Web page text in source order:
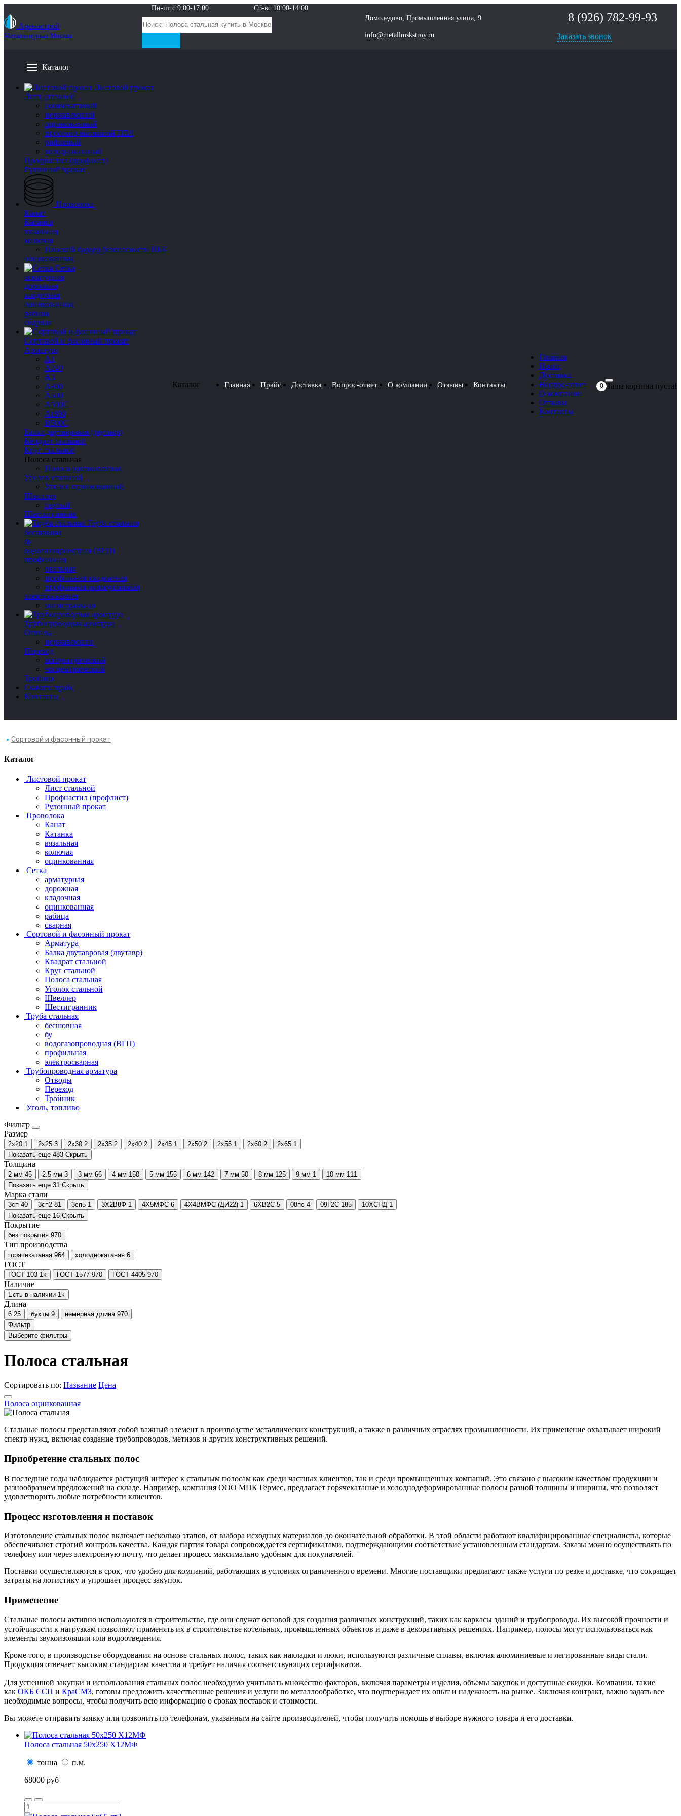
Аренастрой
Металлопрокат Москва
Пн-пт с 9:00-17:00
Сб-вс 10:00-14:00
Домодедово, Промышленная улица, 9
info@metallmskstroy.ru
8 (926) 782-99-93
Заказать звонок
Каталог
Листовой прокат
Лист стальной
горячекатаный
нержавеющий
оцинкованный
просечно-вытяжной ПВЛ
рифленый
холоднокатаный
Профнастил (профлист)
Рулонный прокат
Проволока
Канат
Катанка
вязальная
колючая
Плоский барьер безопасности ПББ
оцинкованная
Сетка
арматурная
дорожная
кладочная
оцинкованная
рабица
сварная
Сортовой и фасонный прокат
Арматура
А1
А240
А3
А400
А500
А500С
Ат800
В500С
Балка двутавровая (двутавр)
Квадрат стальной
Круг стальной
Полоса стальная
Полоса оцинкованная
Уголок стальной
Уголок оцинкованный
Швеллер
гнутый
Шестигранник
Труба стальная
бесшовная
бу
водогазопроводная (ВГП)
профильная
овальная
профильная квадратная
профильная прямоугольная
электросварная
магистральная
Трубопроводная арматура
Отводы
нержавеющие
Переход
концентрический
эксцентрический
Тройник
Скачать прайс
Контакты
Каталог Главная Прайс Доставка Вопрос-ответ О компании Отзывы Контакты
Главная
Прайс
Доставка
Вопрос-ответ
О компании
Отзывы
Контакты
0 Ваша корзина пуста!
Сортовой и фасонный прокат
Каталог
Листовой прокат
Лист стальной
Профнастил (профлист)
Рулонный прокат
Проволока
Канат
Катанка
вязальная
колючая
оцинкованная
Сетка
арматурная
дорожная
кладочная
оцинкованная
рабица
сварная
Сортовой и фасонный прокат
Арматура
Балка двутавровая (двутавр)
Квадрат стальной
Круг стальной
Полоса стальная
Уголок стальной
Швеллер
Шестигранник
Труба стальная
бесшовная
бу
водогазопроводная (ВГП)
профильная
электросварная
Трубопроводная арматура
Отводы
Переход
Тройник
Уголь, топливо
Фильтр
Размер
2х20 1 2х25 3 2х30 2 2х35 2 2х40 2 2х45 1 2х50 2 2х55 1 2х60 2 2х65 1
Показать еще 483 Скрыть
Толщина
2 мм 45 2.5 мм 3 3 мм 66 4 мм 150 5 мм 155 6 мм 142 7 мм 50 8 мм 125 9 мм 1 10 мм 111
Показать еще 31 Скрыть
Марка стали
3сп 40 3сп2 81 3сп5 1 3Х2В8Ф 1 4Х5МФС 6 4Х4ВМФС (ДИ22) 1 6ХВ2С 5 08пс 4 09Г2С 185 10ХСНД 1
Показать еще 16 Скрыть
Покрытие
без покрытия 970
Тип производства
горячекатаная 964 холоднокатаная 6
ГОСТ
ГОСТ 103 1k ГОСТ 1577 970 ГОСТ 4405 970
Наличие
Есть в наличии 1k
Длина
6 25 бухты 9 немерная длина 970
Фильтр
Выберите фильтры
Полоса стальная
Сортировать по: Название Цена
Полоса оцинкованная
Стальные полосы представляют собой важный элемент в производстве металлических конструкций, а также в различных отраслях промышленности. Их применение охватывает широкий
спектр нужд, включая создание трубопроводов, метизов и других конструктивных решений.
Приобретение стальных полос
В последние годы наблюдается растущий интерес к стальным полосам как среди частных клиентов, так и среди промышленных компаний. Это связано с высоким качеством продукции и
разнообразием предложений на складе. Например, компания ООО МПК Гермес, предлагает горячекатаные и холоднодеформированные полосы разной толщины и ширины, что позволяет
удовлетворить любые потребности клиентов.
Процесс изготовления и поставок
Изготовление стальных полос включает несколько этапов, от выбора исходных материалов до окончательной обработки. В этой области работают квалифицированные специалисты, которые
обеспечивают строгий контроль качества. Каждая партия товара сопровождается сертификатами, подтверждающими соответствие установленным стандартам. Заказы можно осуществлять по
телефону или через электронную почту, что делает процесс максимально удобным для покупателей.
Поставки осуществляются в срок, что удобно для компаний, работающих в условиях ограниченного времени. Многие поставщики предлагают также услуги по резке и доставке, что сокращает
затраты на логистику и упрощает процесс закупок.
Применение
Стальные полосы активно используются в строительстве, где они служат основой для создания различных конструкций, таких как каркасы зданий и трубопроводы. Их высокой прочности и
устойчивости к нагрузкам позволяют применять их в строительстве котельных, промышленных объектов и даже в декоративных решениях. Например, полосы могут использоваться как
элементы звукоизоляции или водоотведения.
Кроме того, в производстве оборудования на основе стальных полос, таких как накладки и люки, используются различные сплавы, включая алюминиевые и легированные виды стали.
Продукция отвечает высоким стандартам качества и требует наличия соответствующих сертификатов.
Для успешной закупки и использования стальных полос необходимо учитывать множество факторов, включая параметры изделия, объемы закупок и доступные скидки. Компании, такие
как ОКБ ССП и КраСМЗ, готовы предложить качественные решения и услуги по металлообработке, что подтверждает их опыт и надежность на рынке. Заключая контракт, важно задать все
необходимые вопросы, чтобы получить всю информацию о сроках поставок и стоимости.
Вы можете отправить заявку или позвонить по телефонам, указанным на сайте производителей, чтобы получить помощь в выборе нужного товара и его доставки.
Полоса стальная 50х250 Х12МФ
тонна
п.м.
68000 руб